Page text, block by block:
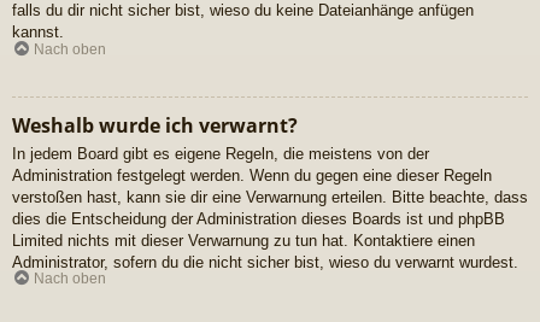
falls du dir nicht sicher bist, wieso du keine Dateianhänge anfügen
kannst.
Nach oben
Weshalb wurde ich verwarnt?
In jedem Board gibt es eigene Regeln, die meistens von der
Administration festgelegt werden. Wenn du gegen eine dieser Regeln
verstoßen hast, kann sie dir eine Verwarnung erteilen. Bitte beachte, dass
dies die Entscheidung der Administration dieses Boards ist und phpBB
Limited nichts mit dieser Verwarnung zu tun hat. Kontaktiere einen
Administrator, sofern du die nicht sicher bist, wieso du verwarnt wurdest.
Nach oben